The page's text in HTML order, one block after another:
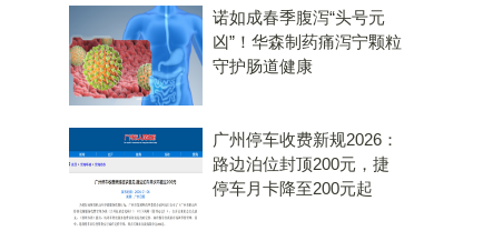
诺如成春季腹泻“头号元
凶”！华森制药痛泻宁颗粒
守护肠道健康
广州停车收费新规2026：
路边泊位封顶200元，捷
停车月卡降至200元起